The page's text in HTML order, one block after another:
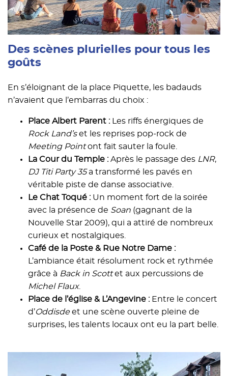
Des scènes plurielles pour tous les
goûts
En s’éloignant de la place Piquette, les badauds
n’avaient que l’embarras du choix :
Place Albert Parent :Les riffs énergiques de
Rock Land’set les reprises pop-rock de
Meeting Pointont fait sauter la foule.
La Cour du Temple :Après le passage des LNR,
DJ Titi Party 35a transformé les pavés en
véritable piste de danse associative.
Le Chat Toqué :Un moment fort de la soirée
avec la présence de Soan (gagnant de la
Nouvelle Star 2009), qui a attiré de nombreux
curieux et nostalgiques.
Café de la Poste & Rue Notre Dame :
L’ambiance était résolument rock et rythmée
grâce à Back in Scottet aux percussions de
Michel Flaux.
Place de l’église & L’Angevine :Entre le concert
d’Oddisdeet une scène ouverte pleine de
surprises, les talents locaux ont eu la part belle.